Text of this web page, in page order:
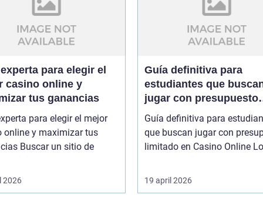
para elegir el
casino online y
tus ganancias
para elegir el mejor
online y maximizar tus
un sitio de
2026
Guía definitiva para
estudiantes que
jugar con presupuesto
limitado en Casino
Guía definitiva para
que buscan jugar con
limitado
19 april 2026